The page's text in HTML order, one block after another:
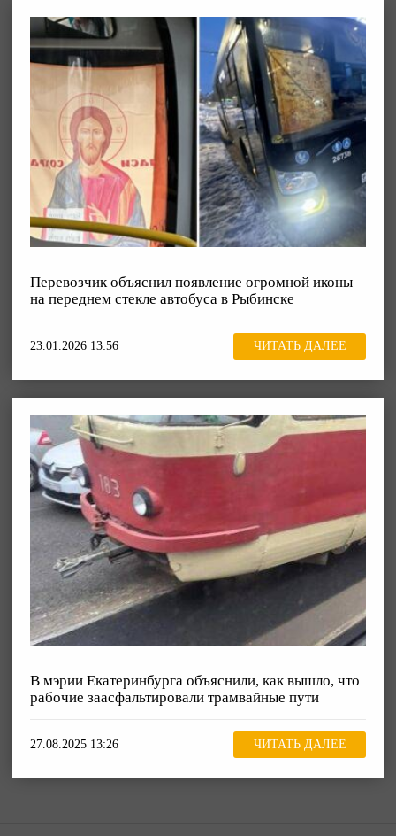
Перевозчик объяснил появление огромной иконы
на переднем стекле автобуса в Рыбинске
23.01.2026 13:56 ЧИТАТЬ ДАЛЕЕ
В мэрии Екатеринбурга объяснили, как вышло, что
рабочие заасфальтировали трамвайные пути
27.08.2025 13:26 ЧИТАТЬ ДАЛЕЕ